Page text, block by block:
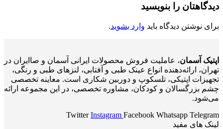
دیدگاهتان را بنویسید
برای نوشتن دیدگاه باید وارد بشوید.
اپتیک آسمان، عاملیت فروش محصولات ایرانی آسمان و صاایران در
تهران، ارائه‌دهنده انواع عینک طبی و آفتابی، لنزهای طبی و رنگی،
تجهیزات اپتیکی، تلسکوپ و دوربین شکاری است. معاینه تخصصی
چشم بزرگسالان و کودکان، مشاوره تخصصی، در این مجموعه ارائه
می‌شود.
Twitter Instagram Facebook Whatsapp Telegram
لینک های مفید